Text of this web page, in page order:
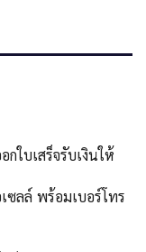
ใบเสร็จรับเงินให้
ซลล์ พร้อมเบอร์โทร